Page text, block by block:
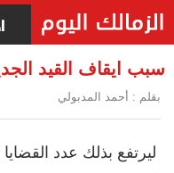
سبب ايقاف القيد
بقلم : أحمد المدبولي